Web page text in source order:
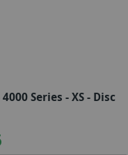
Series - XS - Disc